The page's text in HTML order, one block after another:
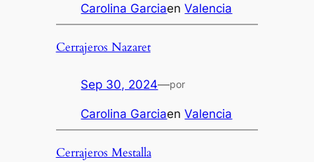
Carolina GarciaenValencia
Cerrajeros Nazaret
Sep 30, 2024—por
Carolina GarciaenValencia
Cerrajeros Mestalla